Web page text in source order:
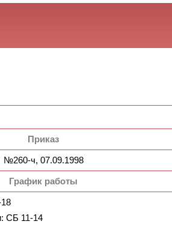
Приказ
№260-ч, 07.09.1998
График работы
СБ 11-14